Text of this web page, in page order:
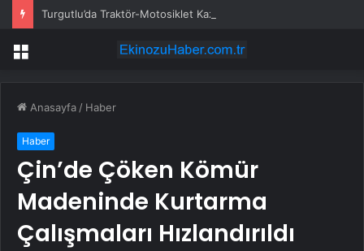
Turgutlu’da Traktör-Motosiklet Kazası
Menü
Anasayfa / Haber
Haber
Çin’de Çöken Kömür
Madeninde Kurtarma
Çalışmaları Hızlandırıldı